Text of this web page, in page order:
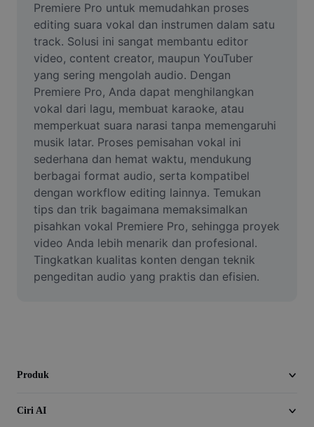
AI People Remover
AI Inpainting
Face Cutout
Video
Alih keluar latar video
Pertingkat kualiti
Editor Video
Pangkas Video
Tambahkan Sari Kata pada Video
Premiere Pro untuk memudahkan proses
editing suara vokal dan instrumen dalam satu
track. Solusi ini sangat membantu editor
video, content creator, maupun YouTuber
yang sering mengolah audio. Dengan
Premiere Pro, Anda dapat menghilangkan
vokal dari lagu, membuat karaoke, atau
memperkuat suara narasi tanpa memengaruhi
musik latar. Proses pemisahan vokal ini
sederhana dan hemat waktu, mendukung
berbagai format audio, serta kompatibel
dengan workflow editing lainnya. Temukan
tips dan trik bagaimana memaksimalkan
pisahkan vokal Premiere Pro, sehingga proyek
video Anda lebih menarik dan profesional.
Tingkatkan kualitas konten dengan teknik
pengeditan audio yang praktis dan efisien.
Produk
Ciri AI